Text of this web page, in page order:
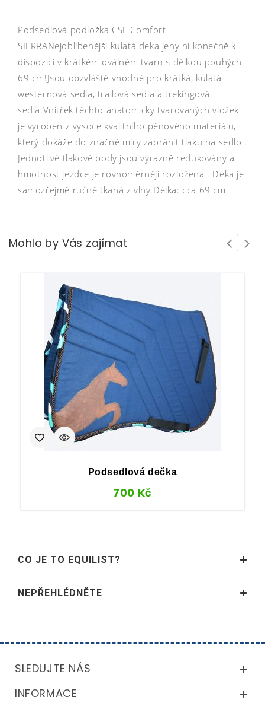
Podsedlová podložka CSF Comfort
SIERRANejoblíbenější kulatá deka jeny ní konečně k
dispozici v krátkém oválném tvaru s délkou pouhých
69 cm!Jsou obzvláště vhodné pro krátká, kulatá
westernová sedla, trailová sedla a trekingová
sedla.Vnitřek těchto anatomicky tvarovaných vložek
je vyroben z vysoce kvalitního pěnového materiálu,
který dokáže do značné míry zabránit tlaku na sedlo .
Jednotlivé tlakové body jsou výrazně redukovány a
hmotnost jezdce je rovnoměrněji rozložena . Deka je
samozřejmě ručně tkaná z vlny.Délka: cca 69 cm
Mohlo by Vás zajímat
Podsedlová dečka
700 Kč
CO JE TO EQUILIST?
NEPŘEHLÉDNĚTE
SLEDUJTE NÁS
INFORMACE